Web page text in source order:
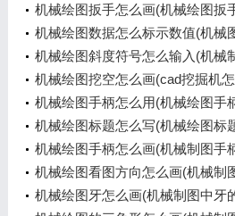
机械绘图扳手怎么画(机械绘图扳
机械绘图数据怎么标示数值(机械
机械绘图斜度符号怎么输入(机械
频)
机械绘图挖空怎么画(cad挖掘机
机械绘图手柄怎么用(机械绘图手
机械绘图标题怎么写(机械绘图标
机械绘图手柄怎么画(机械制图手
机械绘图看图方向怎么画(机械制
画)
机械绘图牙怎么画(机械制图中牙